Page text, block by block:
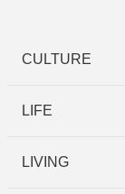
CULTURE
LIFE
LIVING